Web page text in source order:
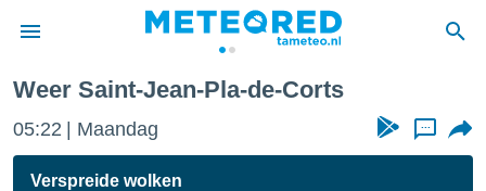
door
Weer Saint-Jean-Pla-de-Corts
05:22 Maandag ...
Verspreide wolken